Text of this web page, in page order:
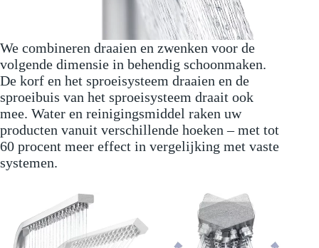
We combineren draaien en zwenken voor de
volgende dimensie in behendig schoonmaken.
De korf en het sproeisysteem draaien en de
sproeibuis van het sproeisysteem draait ook
mee. Water en reinigingsmiddel raken uw
producten vanuit verschillende hoeken – met tot
60 procent meer effect in vergelijking met vaste
systemen.